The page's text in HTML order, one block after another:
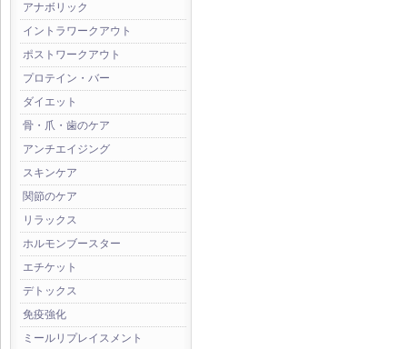
アナボリック
イントラワークアウト
ポストワークアウト
プロテイン・バー
ダイエット
骨・爪・歯のケア
アンチエイジング
スキンケア
関節のケア
リラックス
ホルモンブースター
エチケット
デトックス
免疫強化
ミールリプレイスメント